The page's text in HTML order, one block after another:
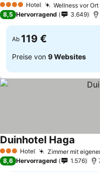
4 Sterne Hotel
Wellness vor
8,5 Hervorragend 3.649
Ab 119 €
Preise von 9 Websites
3 SterneHotel Zimmer mit
Duinhotel Haga
8,6 Hervorragend 1.576